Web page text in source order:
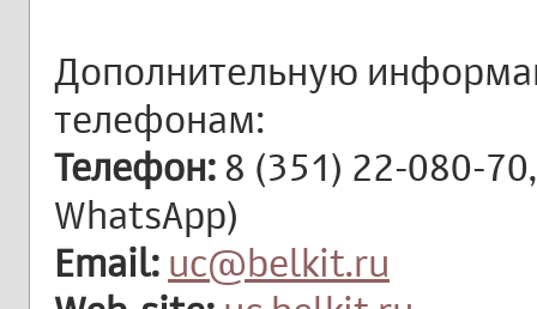
Дополнительную
телефонам:
Телефон: 8 (351) 22-080-
WhatsApp)
Email: uc@belkit.ru